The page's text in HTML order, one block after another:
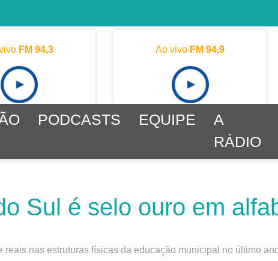
FM 94,3 Ao vivo FM 94,9
PODCASTS EQUIPE
A
RÁDIO
Sul é selo ouro em
nas estruturas físicas da educação municipal no último